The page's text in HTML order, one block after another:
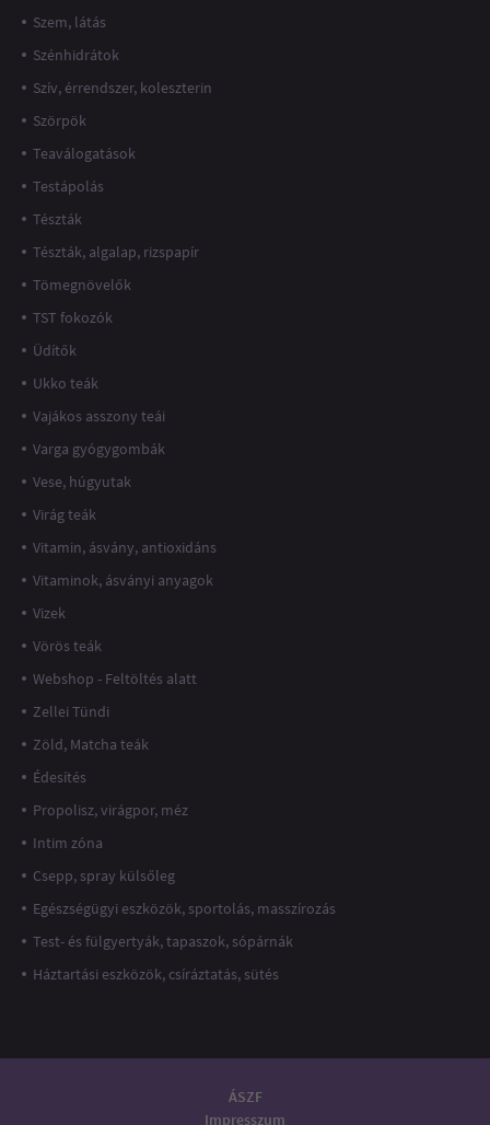
Szem, látás
Szénhidrátok
Szív, érrendszer, koleszterin
Szörpök
Teaválogatások
Testápolás
Tészták
Tészták, algalap, rizspapír
Tömegnövelők
TST fokozók
Üdítők
Ukko teák
Vajákos asszony teái
Varga gyógygombák
Vese, húgyutak
Virág teák
Vitamin, ásvány, antioxidáns
Vitaminok, ásványi anyagok
Vizek
Vörös teák
Webshop - Feltöltés alatt
Zellei Tündi
Zöld, Matcha teák
Édesítés
Propolisz, virágpor, méz
Intim zóna
Csepp, spray külsőleg
Egészségügyi eszközök, sportolás, masszírozás
Test- és fülgyertyák, tapaszok, sópárnák
Háztartási eszközök, csíráztatás, sütés
ÁSZF
Impresszum